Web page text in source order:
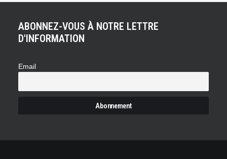
ABONNEZ-VOUS À NOTRE LETTRE
D'INFORMATION
Email